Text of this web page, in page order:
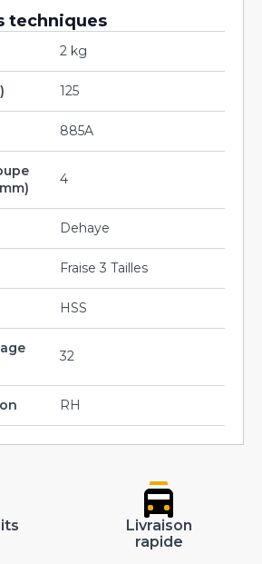
techniques
2 kg
125
885A
4
Dehaye
Fraise 3 Tailles
HSS
32
RH
Livraison
rapide